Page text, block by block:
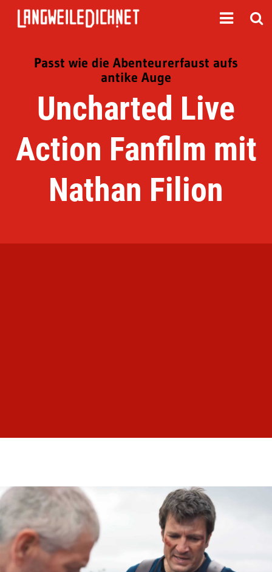
Passt wie die Abenteurerfaust aufs
antike Auge
Uncharted Live
Action Fanfilm mit
Nathan Filion